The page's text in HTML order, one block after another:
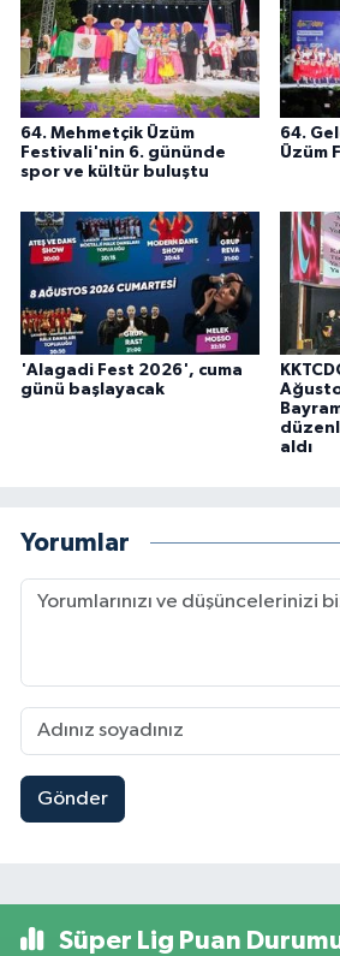
64. Mehmetçik Üzüm
Festivali'nin 6. gününde
spor ve kültür buluştu
64.
Üzüm
'Alagadi Fest 2026', cuma
günü başlayacak
aldı
Yorumlar
Gönder
Süper Lig Puan